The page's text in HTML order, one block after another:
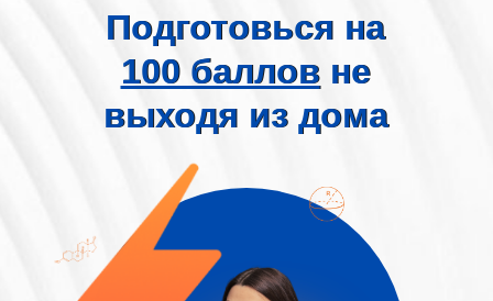
Подготовься на
100 баллов не
выходя из дома
Подготовься на
100 балловне
выходя из дома